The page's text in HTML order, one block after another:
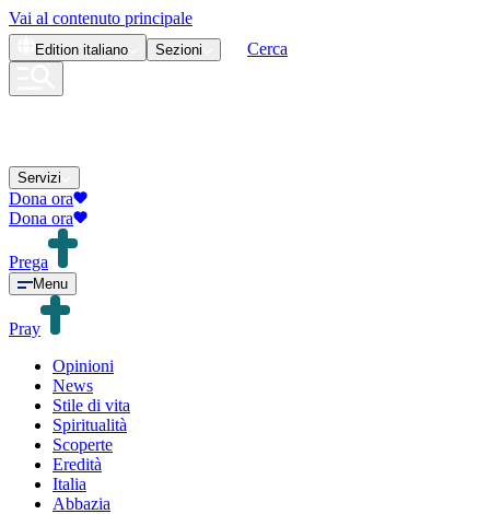
Vai al contenuto principale
Edition italiano Sezioni Cerca
Servizi
Dona ora
Dona ora
Prega
Menu
Pray
Opinioni
News
Stile di vita
Spiritualità
Scoperte
Eredità
Italia
Abbazia